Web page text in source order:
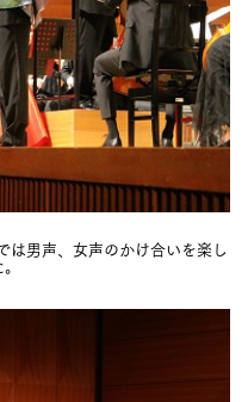
男声、女声のかけ合いを楽し